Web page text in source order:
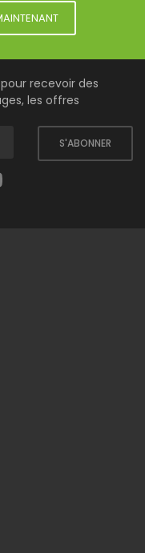
recevoir des
les offres
S'ABONNER